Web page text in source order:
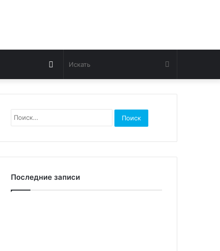
Искать
Switch
skin
Найти:
Последние записи